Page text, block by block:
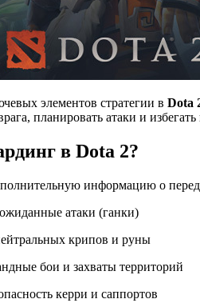
элементов стратегии в Dota
планировать атаки и
в Dota 2?
информацию о
атаки (ганки)
крипов и руны
бои и захваты территорий
керри и саппортов